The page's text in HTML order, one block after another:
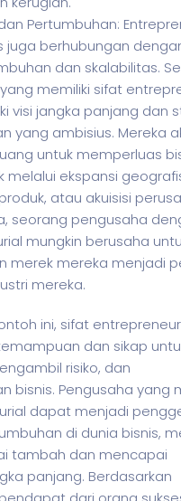
Pertumbuhan:
juga berhubungan
dan skalabilitas.
memiliki sifat
visi jangka panjang dan
yang ambisius. Mereka
untuk memperluas
melalui ekspansi
atau akuisisi
seorang pengusaha
mungkin berusaha
merek mereka menjadi
mereka.
ini, sifat
dan sikap
risiko, dan
bisnis. Pengusaha yang
dapat menjadi
di dunia bisnis,
tambah dan mencapai
panjang. Berdasarkan